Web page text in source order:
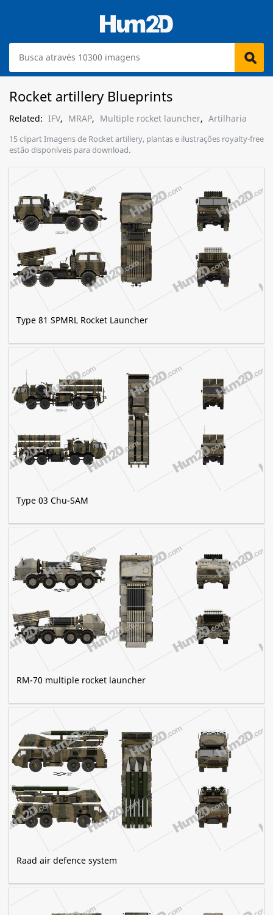
Rocket artillery Blueprints
Related: IFV, MRAP, Multiple rocket launcher, Artilharia
15 clipart Imagens de Rocket artillery, plantas e ilustrações royalty-free
estão disponíveis para download.
Type 81 SPMRL Rocket Launcher
Type 03 Chu-SAM
RM-70 multiple rocket launcher
Raad air defence system